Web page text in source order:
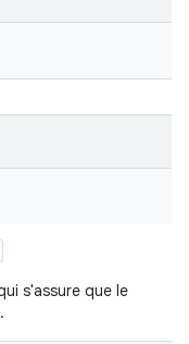
s'assure que le